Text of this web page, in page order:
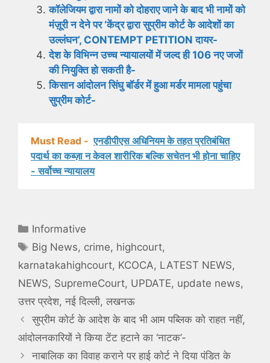
कॉलेजियम द्वारा नामों को दोहराए जाने के बाद भी नामों को
मंज़ूरी न देने पर ‘केंद्र द्वारा सुप्रीम कोर्ट के आदेशों का
उल्लंघन’, CONTEMPT PETITION दायर-
देश के विभिन्न उच्च न्यायालयों में जल्द ही 106 नए जजों
की नियुक्ति हो सकती है-
किसान आंदोलन सिंघु बॉर्डर में हुआ मर्डर मामला पहुंचा
सुप्रीम कोर्ट-
Must Read - एनडीपीएस अधिनियम के तहत प्रतिबंधित
पदार्थ का कब्ज़ा न केवल शारीरिक बल्कि सचेतन भी होना चाहिए
- सर्वोच्च न्यायालय
Categories
Informative
Tags
Big News, crime, highcourt,
karnatakahighcourt, KCOCA, LATEST NEWS,
NEWS, SupremeCourt, UPDATE, update news,
उत्तर प्रदेश, नई दिल्ली, लखनऊ
सुप्रीम कोर्ट के आदेश के बाद भी आम पब्लिक को राहत नहीं,
आंदोलनकारियों ने किया टेंट हटाने का ‘नाटक’-
नाबालिक का विवाह कराने पर हाई कोर्ट ने दिया पंडित के